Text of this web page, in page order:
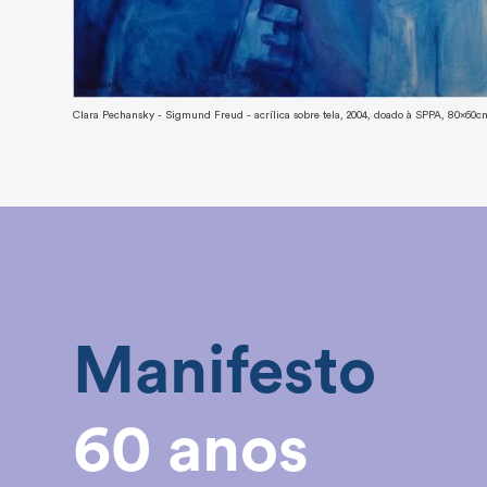
Clara Pechansky - Sigmund Freud - acrílica sobre tela, 2004, doado à SPPA,
Manifesto
60 anos